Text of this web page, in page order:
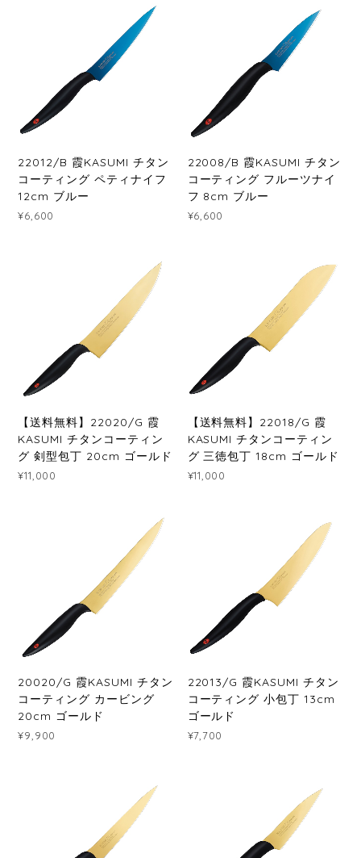
22012/B 霞KASUMI チタン
コーティング ペティナイフ
12cm ブルー
¥6,600
22008/B 霞KASUMI チタン
コーティング フルーツナイ
フ 8cm ブルー
¥6,600
【送料無料】22020/G 霞
KASUMI チタンコーティン
グ 剣型包丁 20cm ゴールド
¥11,000
【送料無料】22018/G 霞
KASUMI チタンコーティン
グ 三徳包丁 18cm ゴールド
¥11,000
20020/G 霞KASUMI チタン
コーティング カービング
20cm ゴールド
¥9,900
22013/G 霞KASUMI チタン
コーティング 小包丁 13cm
ゴールド
¥7,700